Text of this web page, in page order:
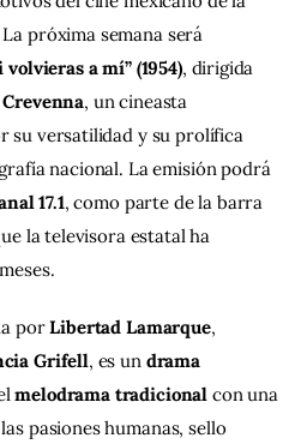
próxima semana será
volvieras a mí” (1954), dirigida
, un cineasta
su versatilidad y su prolífica
nacional. La emisión podrá
17.1, como parte de la barra
la televisora estatal ha
por Libertad Lamarque,
Grifell, es un drama
melodrama tradicional con una
pasiones humanas, sello